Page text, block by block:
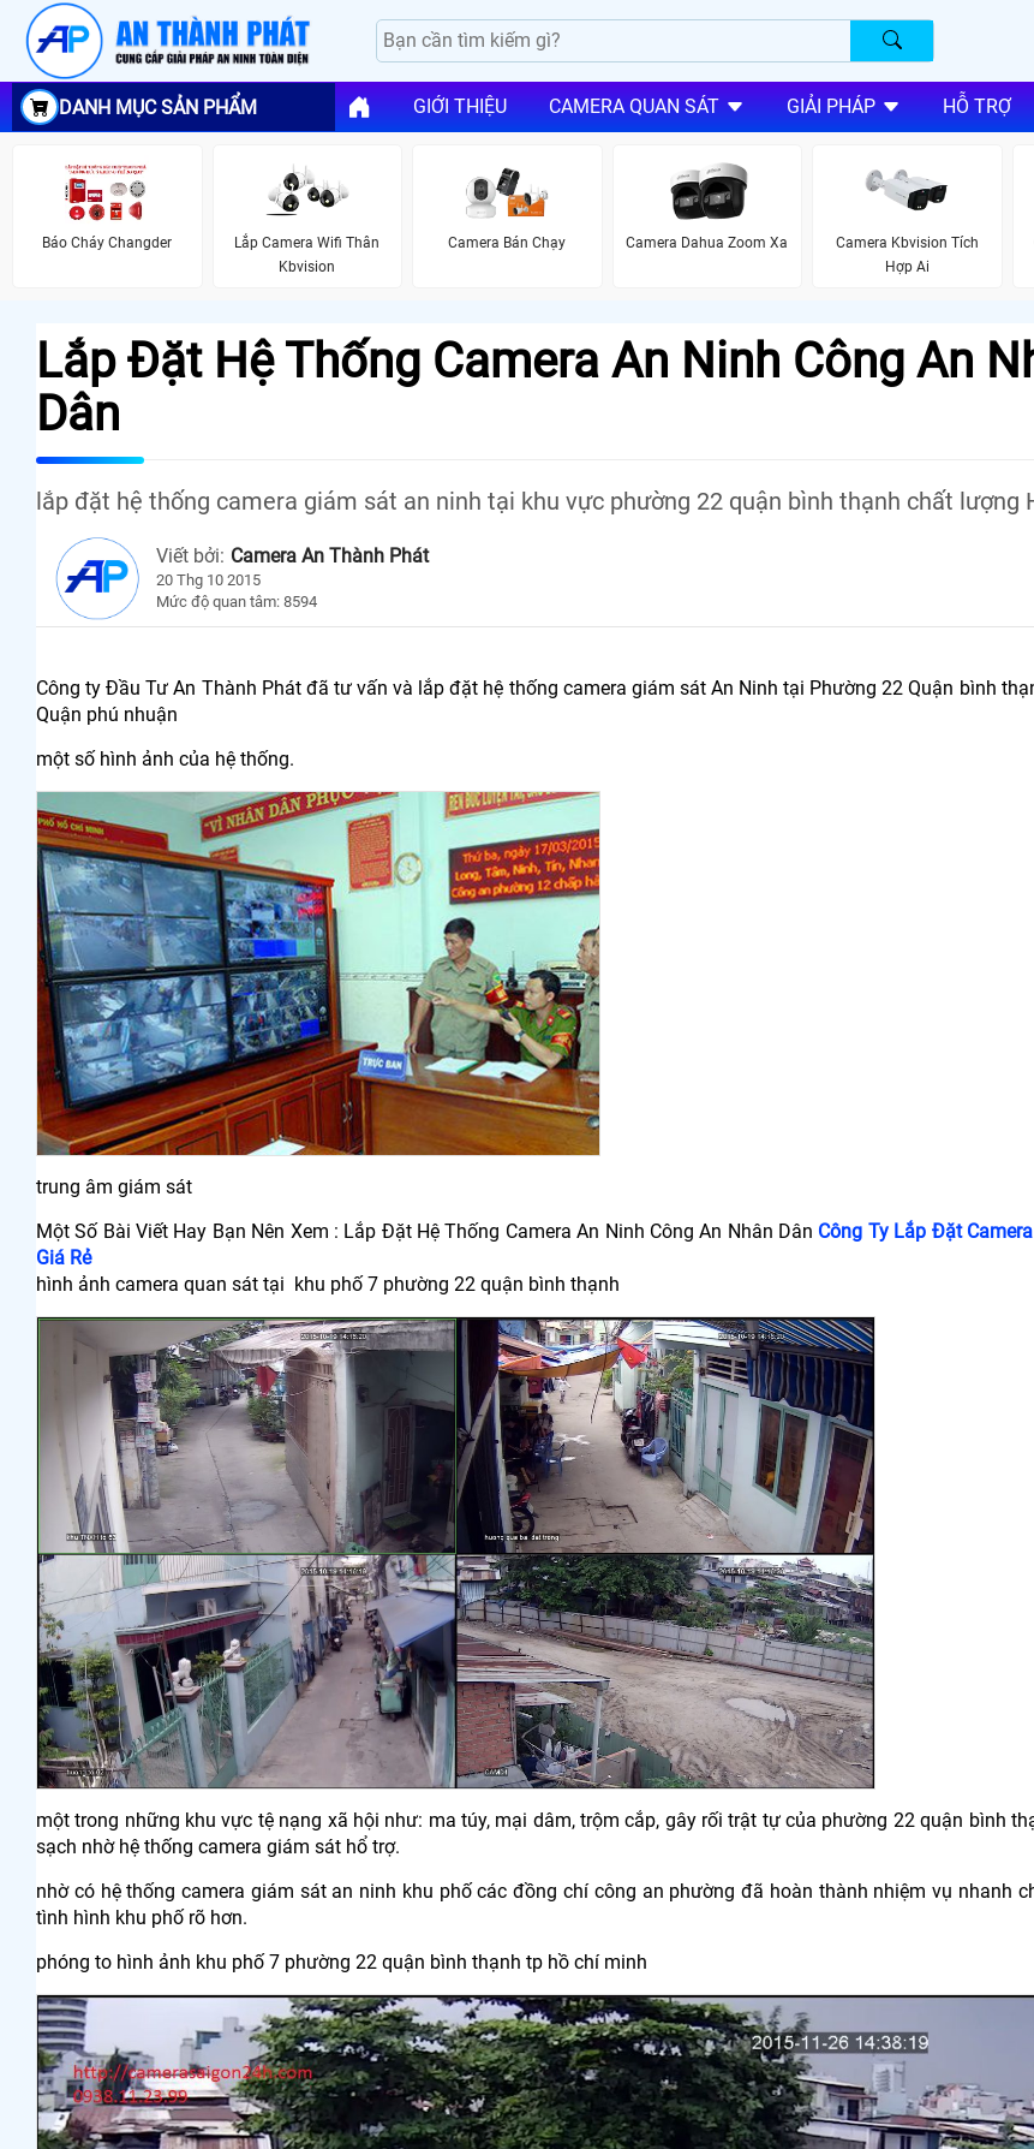
DANH MỤC SẢN PHẨM GIỚI THIỆU CAMERA QUAN SÁT GIẢI PHÁP HỖ TRỢ
Báo Cháy Changder
Lắp Camera Wifi Thân
Kbvision
Camera Bán Chạy Camera Dahua Zoom Xa
Camera Kbvision Tích
Hợp Ai
Lắp Đặt Hệ Thống Camera An Ninh Công An
Dân
lắp đặt hệ thống camera giám sát an ninh tại khu vực phường 22 quận bình thạnh chất lượng
Viết bởi: Camera An Thành Phát
20 Thg 10 2015
Mức độ quan tâm: 8594
Công ty Đầu Tư An Thành Phát đã tư vấn và lắp đặt hệ thống camera giám sát An Ninh tại Phường 22 Quận bình
Quận phú nhuận
một số hình ảnh của hệ thống.
trung âm giám sát
Một Số Bài Viết Hay Bạn Nên Xem : Lắp Đặt Hệ Thống Camera An Ninh Công An Nhân Dân Công Ty Lắp Đặt
Giá Rẻ
hình ảnh camera quan sát tại khu phố 7 phường 22 quận bình thạnh
một trong những khu vực tệ nạng xã hội như: ma túy, mại dâm, trộm cắp, gây rối trật tự của phường 22 quận bình
sạch nhờ hệ thống camera giám sát hổ trợ.
nhờ có hệ thống camera giám sát an ninh khu phố các đồng chí công an phường đã hoàn thành nhiệm vụ nhanh
tình hình khu phố rõ hơn.
phóng to hình ảnh khu phố 7 phường 22 quận bình thạnh tp hồ chí minh